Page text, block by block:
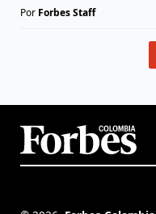
Por Forbes Staff